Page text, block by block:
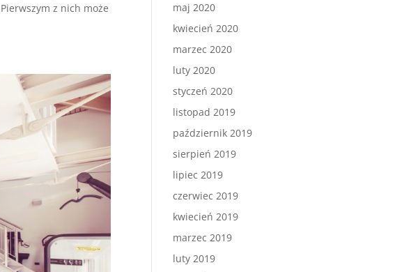
z nich może
maj 2020
kwiecień 2020
marzec 2020
luty 2020
styczeń 2020
listopad 2019
październik 2019
sierpień 2019
lipiec 2019
czerwiec 2019
kwiecień 2019
marzec 2019
luty 2019